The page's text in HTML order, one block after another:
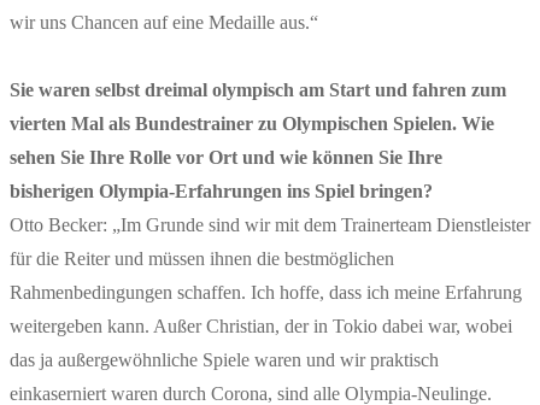
wir uns Chancen auf eine Medaille aus.“
Sie waren selbst dreimal olympisch am Start und fahren zum
vierten Mal als Bundestrainer zu Olympischen Spielen. Wie
sehen Sie Ihre Rolle vor Ort und wie können Sie Ihre
bisherigen Olympia-Erfahrungen ins Spiel bringen?
Otto Becker: „Im Grunde sind wir mit dem Trainerteam Dienstleister
für die Reiter und müssen ihnen die bestmöglichen
Rahmenbedingungen schaffen. Ich hoffe, dass ich meine Erfahrung
weitergeben kann. Außer Christian, der in Tokio dabei war, wobei
das ja außergewöhnliche Spiele waren und wir praktisch
einkaserniert waren durch Corona, sind alle Olympia-Neulinge.